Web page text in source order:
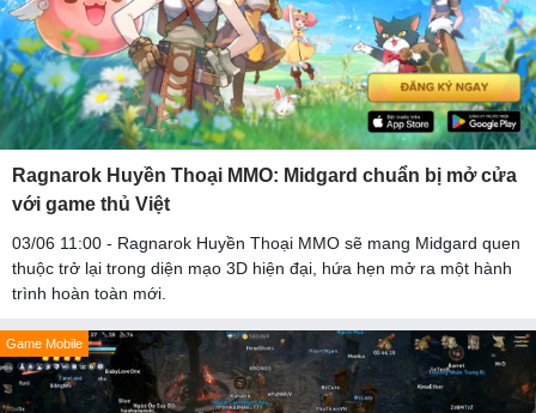
Ragnarok Huyền Thoại MMO: Midgard chuẩn bị mở cửa
với game thủ Việt
03/06 11:00 - Ragnarok Huyền Thoại MMO sẽ mang Midgard quen
thuộc trở lại trong diện mạo 3D hiện đại, hứa hẹn mở ra một hành
trình hoàn toàn mới.
Game Mobile